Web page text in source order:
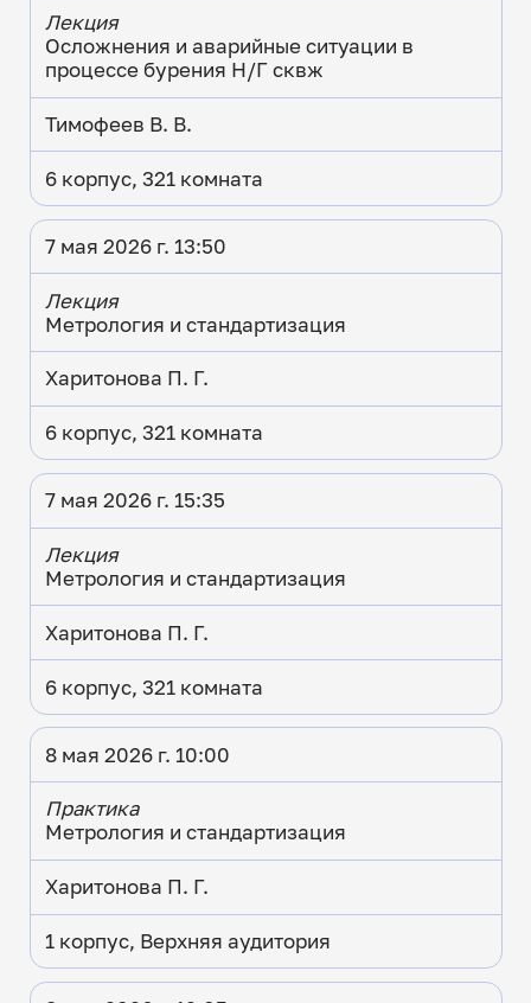
Лекция
Осложнения и аварийные ситуации в
процессе бурения Н/Г сквж
Тимофеев В. В.
6 корпус, 321 комната
7 мая 2026 г. 13:50
Лекция
Метрология и стандартизация
Харитонова П. Г.
6 корпус, 321 комната
7 мая 2026 г. 15:35
Лекция
Метрология и стандартизация
Харитонова П. Г.
6 корпус, 321 комната
8 мая 2026 г. 10:00
Практика
Метрология и стандартизация
Харитонова П. Г.
1 корпус, Верхняя аудитория